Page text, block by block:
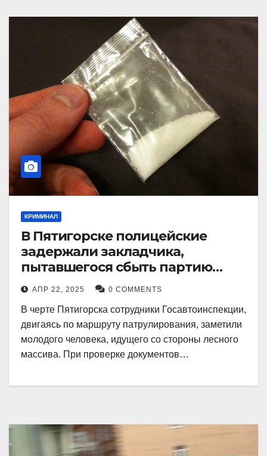
КРИМИНАЛ
В Пятигорске полицейские
задержали закладчика,
пытавшегося сбыть партию
синтетического наркотика
АПР 22, 2025 0 COMMENTS
В черте Пятигорска сотрудники Госавтоинспекции,
двигаясь по маршруту патрулирования, заметили
молодого человека, идущего со стороны лесного
массива. При проверке документов…